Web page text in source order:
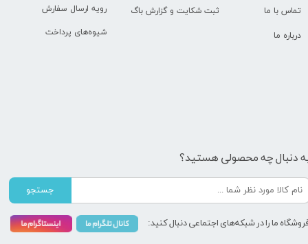
رویه ارسال سفارش
شیوه‌های پرداخت
ثبت شکایت و گزارش باگ تماس با ما
درباره ما
دنبال چه محصولی هستید؟
جستجو
ما را در شبکه‌های اجتماعی دنبال کنید: